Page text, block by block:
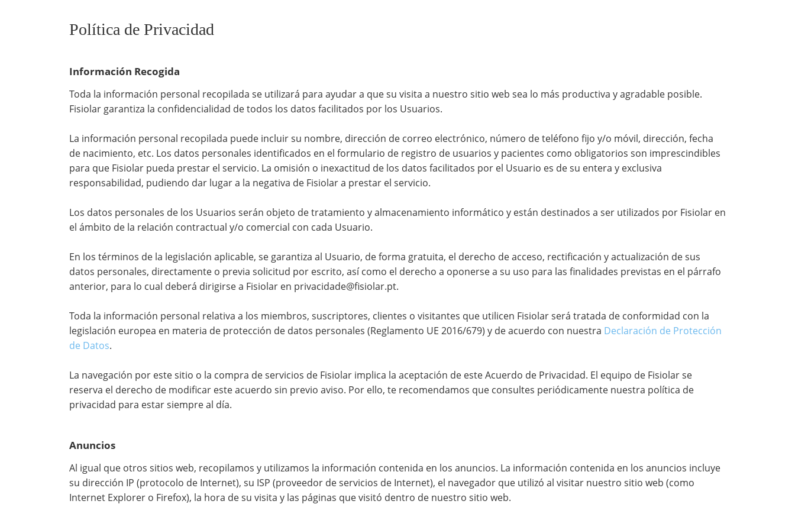
Política de Privacidad
Información Recogida
Toda la información personal recopilada se utilizará para ayudar a que su visita a nuestro sitio web sea lo más productiva y agradable posible.
Fisiolar garantiza la confidencialidad de todos los datos facilitados por los Usuarios.
La información personal recopilada puede incluir su nombre, dirección de correo electrónico, número de teléfono fijo y/o móvil, dirección, fecha
de nacimiento, etc. Los datos personales identificados en el formulario de registro de usuarios y pacientes como obligatorios son imprescindibles
para que Fisiolar pueda prestar el servicio. La omisión o inexactitud de los datos facilitados por el Usuario es de su entera y exclusiva
responsabilidad, pudiendo dar lugar a la negativa de Fisiolar a prestar el servicio.
Los datos personales de los Usuarios serán objeto de tratamiento y almacenamiento informático y están destinados a ser utilizados por Fisiolar en
el ámbito de la relación contractual y/o comercial con cada Usuario.
En los términos de la legislación aplicable, se garantiza al Usuario, de forma gratuita, el derecho de acceso, rectificación y actualización de sus
datos personales, directamente o previa solicitud por escrito, así como el derecho a oponerse a su uso para las finalidades previstas en el párrafo
anterior, para lo cual deberá dirigirse a Fisiolar en privacidade@fisiolar.pt.
Toda la información personal relativa a los miembros, suscriptores, clientes o visitantes que utilicen Fisiolar será tratada de conformidad con la
legislación europea en materia de protección de datos personales (Reglamento UE 2016/679) y de acuerdo con nuestra Declaración de Protección
de Datos.
La navegación por este sitio o la compra de servicios de Fisiolar implica la aceptación de este Acuerdo de Privacidad. El equipo de Fisiolar se
reserva el derecho de modificar este acuerdo sin previo aviso. Por ello, te recomendamos que consultes periódicamente nuestra política de
privacidad para estar siempre al día.
Anuncios
Al igual que otros sitios web, recopilamos y utilizamos la información contenida en los anuncios. La información contenida en los anuncios incluye
su dirección IP (protocolo de Internet), su ISP (proveedor de servicios de Internet), el navegador que utilizó al visitar nuestro sitio web (como
Internet Explorer o Firefox), la hora de su visita y las páginas que visitó dentro de nuestro sitio web.